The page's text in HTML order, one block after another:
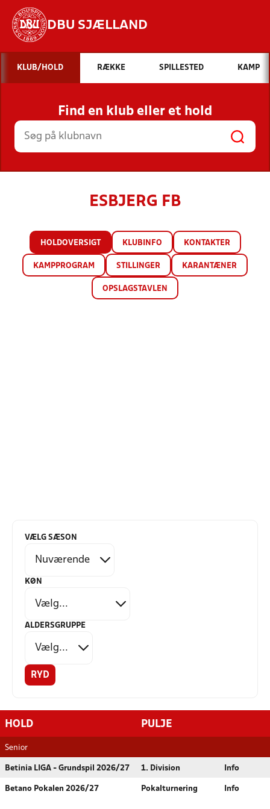
DBU SJÆLLAND
Hvad vil du søge efter?
INDHOLD OG NYHEDER
STILLINGER, RESULTATER, KLUBBER OG
HOLD
KLUB/HOLD RÆKKE SPILLESTED KAMP
Find en klub eller et hold
ESBJERG FB
HOLDOVERSIGT KLUBINFO KONTAKTER
KAMPPROGRAM STILLINGER KARANTÆNER
OPSLAGSTAVLEN
VÆLG SÆSON
KØN
ALDERSGRUPPE
RYD
HOLD PULJE
Senior
Betinia LIGA - Grundspil 2026/27 1. Division Info
Betano Pokalen 2026/27 Pokalturnering Info